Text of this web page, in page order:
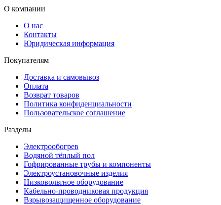
О компании
О нас
Контакты
Юридическая информация
Покупателям
Доставка и самовывоз
Оплата
Возврат товаров
Политика конфиденциальности
Пользовательское соглашение
Разделы
Электрообогрев
Водяной тёплый пол
Гофрированные трубы и компоненты
Электроустановочные изделия
Низковольтное оборудование
Кабельно-проводниковая продукция
Взрывозащищенное оборудование